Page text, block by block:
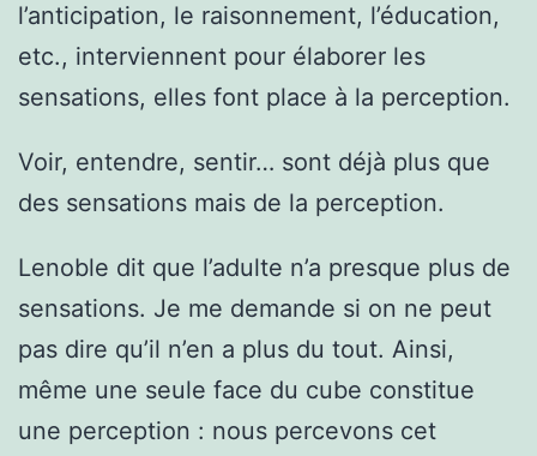
l’anticipation, le raisonnement, l’éducation,
etc., interviennent pour élaborer les
sensations, elles font place à la perception.
Voir, entendre, sentir… sont déjà plus que
des sensations mais de la perception.
Lenoble dit que l’adulte n’a presque plus de
sensations. Je me demande si on ne peut
pas dire qu’il n’en a plus du tout. Ainsi,
même une seule face du cube constitue
une perception : nous percevons cet